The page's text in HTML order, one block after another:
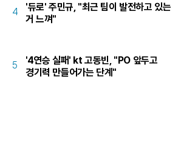
4
'듀로' 주민규, "최근 팀이 발전하고 있는
거 느껴"
5
'4연승 실패' kt 고동빈, "PO 앞두고
경기력 만들어가는 단계"